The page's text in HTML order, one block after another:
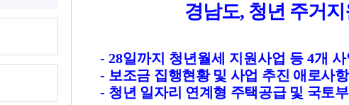
경남도, 청년 주거
- 28일까지 청년월세 지원사업 등 4개 사
- 보조금 집행현황 및 사업 추진 애로사항
- 청년 일자리 연계형 주택공급 및 국토